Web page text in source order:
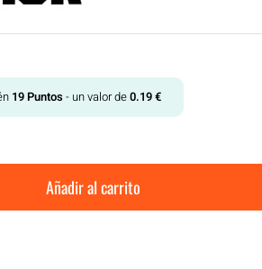
19Puntos - un valor de0.19€
Añadir al carrito